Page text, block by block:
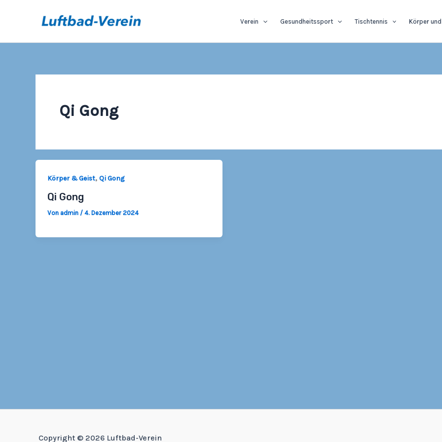
Verein Gesundheitssport Tischtennis Körper
Qi Gong
Körper & Geist, Qi Gong
Qi Gong
Von admin / 4. Dezember 2024
Copyright © 2026 Luftbad-Verein